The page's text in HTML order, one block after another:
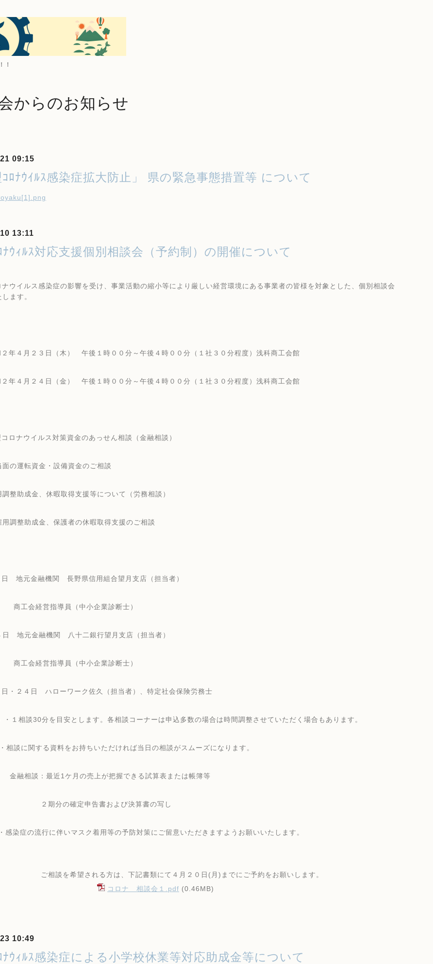
！
からのお知らせ
09:15
ｺﾛﾅｳｲﾙｽ感染症拡大防止」 県の緊急事態措置等 について
13:11
ﾅｳｨﾙｽ対応支援個別相談会（予約制）の開催について
ナウイルス感染症の影響を受け、事業活動の縮小等により厳しい経営環境にある事業者の皆様を対象とした、個別相談会
ます。
２年４月２３日（木） 午後１時００分～午後４時００分（１社３０分程度）浅科商工会館
２年４月２４日（金） 午後１時００分～午後４時００分（１社３０分程度）浅科商工会館
ロナウイルス対策資金のあっせん相談（金融相談）
転資金・設備資金のご相談
助成金、休暇取得支援等について（労務相談）
助成金、保護者の休暇取得支援のご相談
元金融機関 長野県信用組合望月支店（担当者）
商工会経営指導員（中小企業診断士）
元金融機関 八十二銀行望月支店（担当者）
商工会経営指導員（中小企業診断士）
２４日 ハローワーク佐久（担当者）、特定社会保険労務士
・１相談30分を目安とします。各相談コーナーは申込多数の場合は時間調整させていただく場合もあります。
・相談に関する資料をお持ちいただければ当日の相談がスムーズになります。
談：最近1 ケ月の売上が把握できる試算表または帳簿等
２期分の確定申告書および決算書の写し
・感染症の流行に伴いマスク着用等の予防対策にご留意いただきますようお願いいたします。
ご相談を希望される方は、下記書類にて４月２０日 ( 月 ) までにご予約をお願いします。
コロナ 相談会１.pdf (0.46MB)
10:49
ﾅｳｨﾙｽ感染症による小学校休業等対応助成金等について